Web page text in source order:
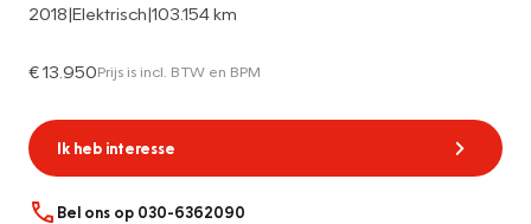
2018|Elektrisch|103.154 km
€ 13.950Prijs is incl. BTW en BPM
Ik heb interesse
Bel ons op 030-6362090